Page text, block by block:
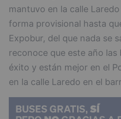
mantuvo en la calle
forma provisional hasta
Expobur, del que nada se
reconoce que este año las
éxito y están mejor en el
en la calle Laredo en el